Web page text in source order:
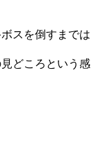
スを倒すまでは
どころという感